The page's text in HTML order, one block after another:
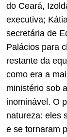
do Ceará,
executiva;
secretária de
Palácios para
restante da
como era a
ministério sob
inominável. O
natureza: eles
e se tornaram